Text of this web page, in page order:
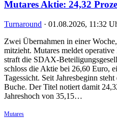
Mutares Aktie: 24,32
Turnaround · 01.08.2026, 11:32
Zwei Übernahmen in einer
mitzieht. Mutares meldet
straft die SDAX-
schloss die Aktie bei 26,60 Euro,
Tagessicht. Seit Jahresbeginn
Buche. Der Titel notiert damit
Jahreshoch von 35,15…
Mutares